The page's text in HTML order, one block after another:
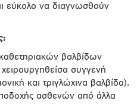
εύκολο να διαγνωσθούν
βαλβίδων
συγγενή
και τριγλώχινα βαλβίδα).
ασθενών από άλλα